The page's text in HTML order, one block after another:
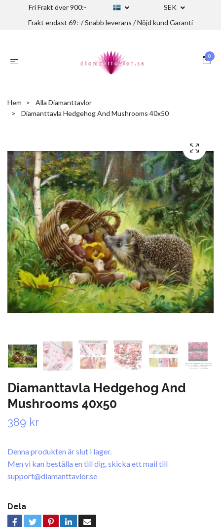
Fri Frakt över 900:-
SEK
Frakt endast 69:-/ Snabb leverans / Nöjd kund Garanti
0
Hem
Alla Diamanttavlor
Diamanttavla Hedgehog And Mushrooms 40x50
Diamanttavla Hedgehog And
Mushrooms 40x50
389 kr
Denna produkten är slut i lager.
Men vi kan beställa en till dig, skicka ett mail till
support@diamanttavlor.se
Dela